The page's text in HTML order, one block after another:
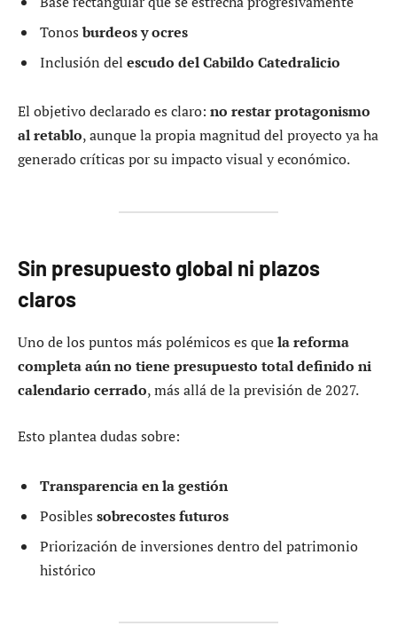
Tonosburdeos y ocres
Inclusión del escudo del Cabildo Catedralicio
El objetivo declarado es claro: no restar protagonismo
al retablo, aunque la propia magnitud del proyecto ya ha
generado críticas por su impacto visual y económico.
Sin presupuesto global ni plazos
claros
Uno de los puntos más polémicos es quela reforma
completa aún no tiene presupuesto total definido ni
calendario cerrado, más allá de la previsión de 2027.
Esto plantea dudas sobre:
Transparencia en la gestión
Posibles sobrecostes futuros
Priorización de inversiones dentro del patrimonio
histórico